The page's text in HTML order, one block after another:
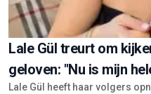
Lale Gül treurt om
geloven: "Nu is mijn
Lale Gül heeft haar volgers